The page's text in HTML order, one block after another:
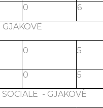
0
6
GJAKOVË
0 5
0
5
- GJAKOVË